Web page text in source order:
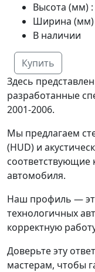
Высота (мм) :
Ширина (мм)
В наличии
Купить
Здесь
разработанные
2001-2006.
Мы предлагаем
(HUD) и
соответствующие
автомобиля.
Наш профиль —
технологичных
корректную
Доверьте эту
мастерам, чтобы